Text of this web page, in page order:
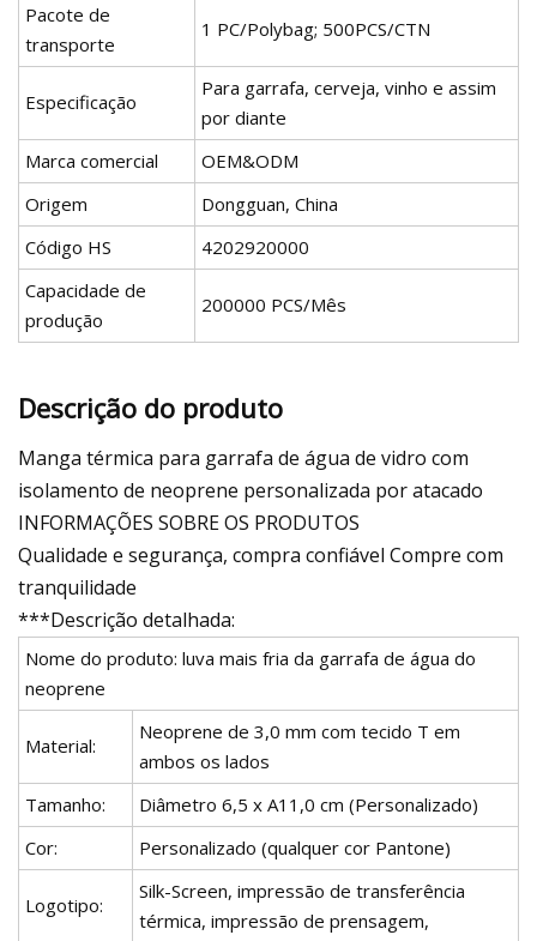
Pacote de
transporte
1 PC/Polybag; 500PCS/CTN
Especificação
Para garrafa, cerveja, vinho e assim
por diante
Marca comercial
OEM&ODM
Origem
Dongguan, China
Código HS
4202920000
Capacidade de
produção
200000 PCS/Mês
Descrição do produto
Manga térmica para garrafa de água de vidro com
isolamento de neoprene personalizada por atacado
INFORMAÇÕES SOBRE OS PRODUTOS
Qualidade e segurança, compra confiável Compre com
tranquilidade
***Descrição detalhada:
Nome do produto: luva mais fria da garrafa de água do
neoprene
Material:
Neoprene de 3,0 mm com tecido T em
ambos os lados
Tamanho:
Diâmetro 6,5 x A11,0 cm (Personalizado)
Cor:
Personalizado (qualquer cor Pantone)
Logotipo:
Silk-Screen, impressão de transferência
térmica, impressão de prensagem,